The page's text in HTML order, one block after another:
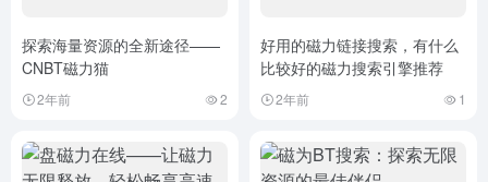
探索海量资源的全新途径——
CNBT磁力猫
2年前 2
好用的磁力链接搜索，有什么
比较好的磁力搜索引擎推荐
2年前 1